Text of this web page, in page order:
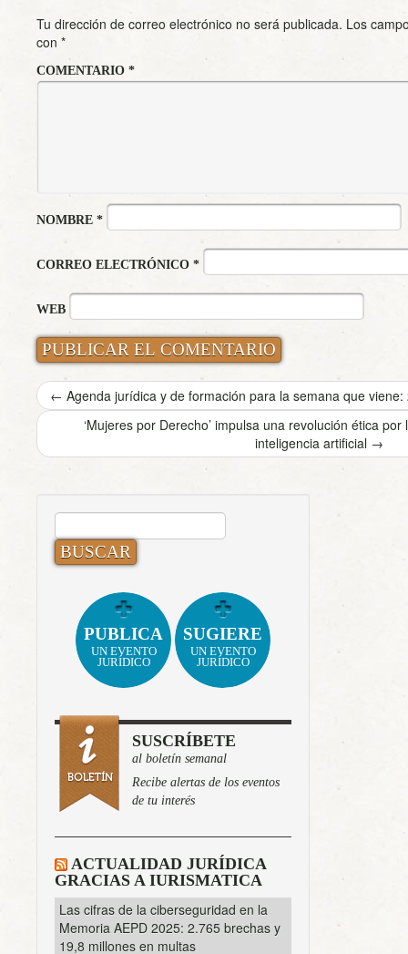
Tu dirección de correo electrónico no será publicada. Los
con *
COMENTARIO *
NOMBRE *
CORREO ELECTRÓNICO *
WEB
← Agenda jurídica y de formación para la semana que
‘Mujeres por Derecho’ impulsa una revolución ética
inteligencia artificial →
BUSCAR:
PUBLICA
UN EVENTO
JURÍDICO
SUGIERE
UN EVENTO
JURÍDICO
SUSCRÍBETE
al boletín semanal
Recibe alertas de los eventos
de tu interés
ACTUALIDAD JURÍDICA
GRACIAS A IURISMATICA
Las cifras de la ciberseguridad en la
Memoria AEPD 2025: 2.765 brechas y
19,8 millones en multas